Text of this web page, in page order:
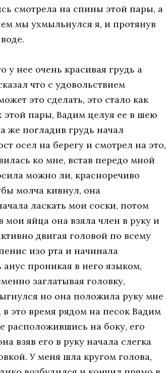
смотрела на спины этой пары, а
мы ухмыльнулся я, и протянув
у нее очень красивая грудь а
что с удовольствием
это сделать, это стало как
этой пары, Вадим целуя ее в шею
же погладив грудь начал
осел на берегу и смотрел на это,
ко мне, встав передо мной
можно ли, красноречиво
молча кивнул, она
ласкать мои соски, потом
мои яйца она взяла член в руку и
двигая головой по всему
изо рта и начинала
проникая в него языком,
заглатывая головку,
но она положила руку мне
это время рядом на песок Вадим
расположившись на боку, его
взяв его в руку начала слегка
У меня шла кругом голова,